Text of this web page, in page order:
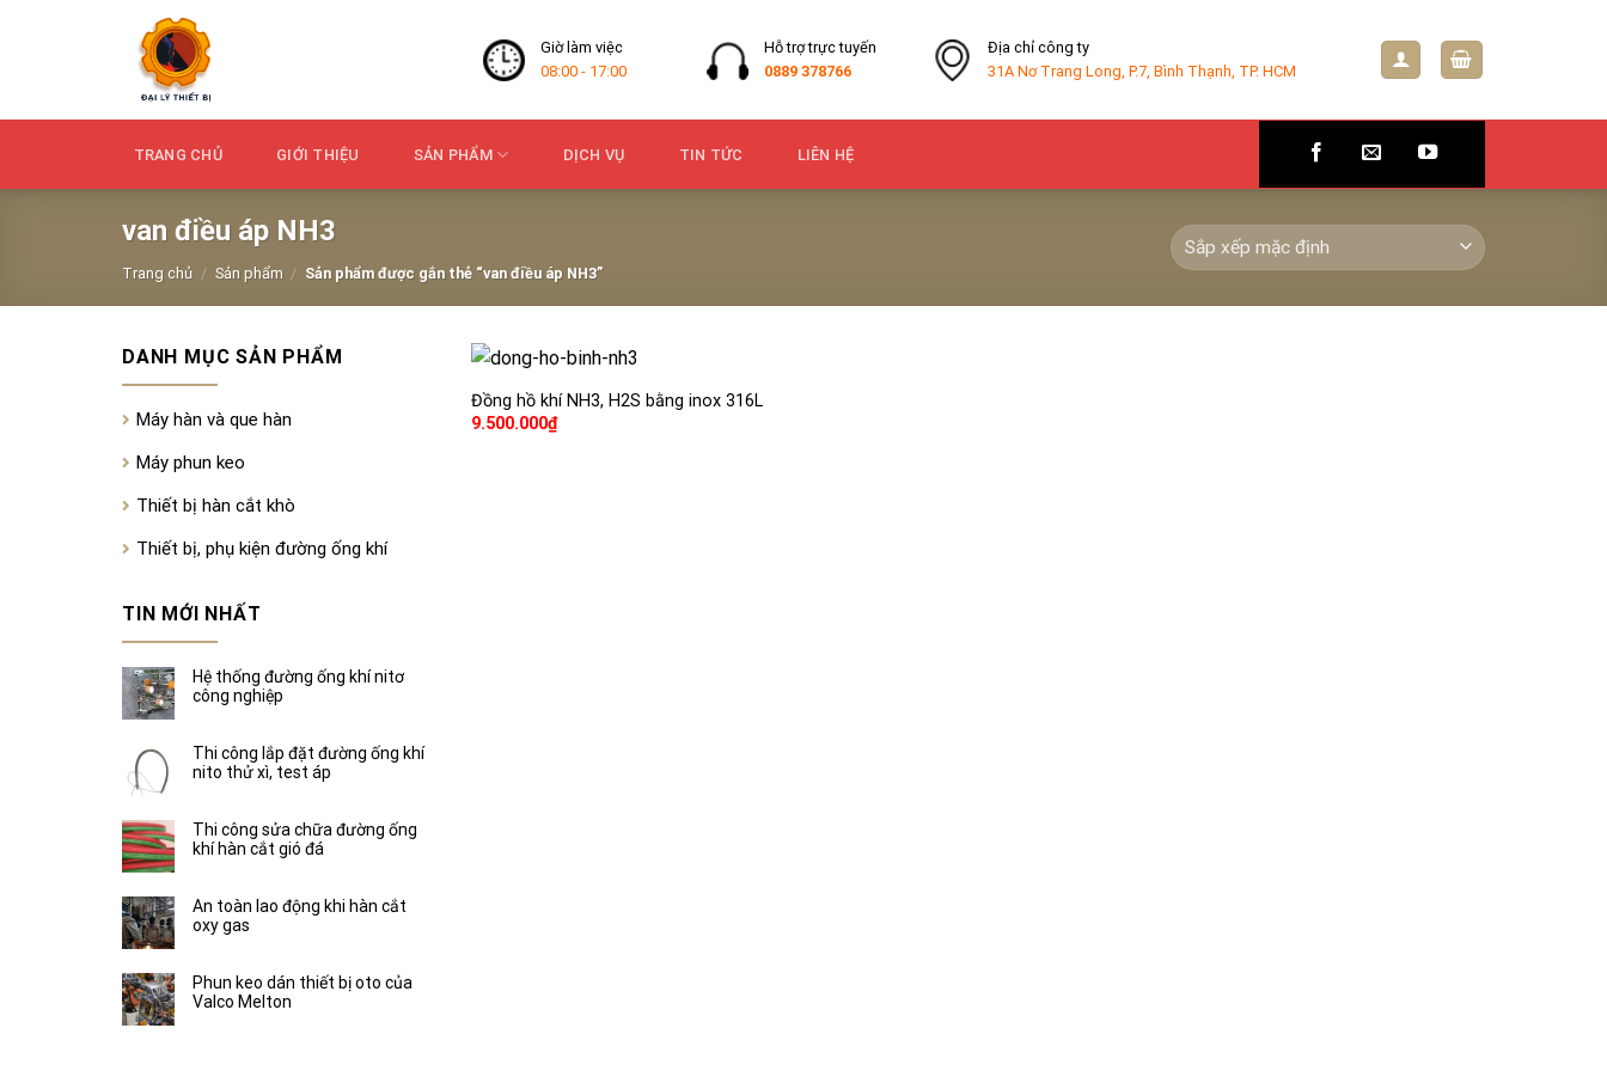
Giờ làm việc
08:00 - 17:00
Hỗ trợ trực tuyến
0889 378766
Địa chỉ công ty
31A Nơ Trang Long, P.7, Bình Thạnh, TP. HCM
TRANG CHỦ GIỚI THIỆU SẢN PHẨM DỊCH VỤ TIN TỨC LIÊN HỆ
van điều áp NH3
Trang chủ / Sản phẩm / Sản phẩm được gắn thẻ “van điều áp NH3”
DANH MỤC SẢN PHẨM
Máy hàn và que hàn
Máy phun keo
Thiết bị hàn cắt khò
Thiết bị, phụ kiện đường ống khí
TIN MỚI NHẤT
Hệ thống đường ống khí nitơ
công nghiệp
Thi công lắp đặt đường ống khí
nito thử xì, test áp
Thi công sửa chữa đường ống
khí hàn cắt gió đá
An toàn lao động khi hàn cắt
oxy gas
Phun keo dán thiết bị oto của
Valco Melton
Đồng hồ khí NH3, H2S bằng inox 316L
9.500.000₫